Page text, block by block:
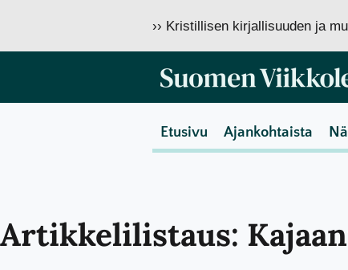
›› Kristillisen kirjallisuuden ja
Etusivu Ajankohtaista
Artikkelilistaus: